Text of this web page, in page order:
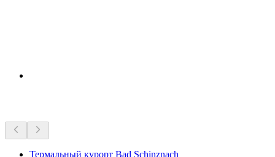
Термальный курорт Bad Schinznach